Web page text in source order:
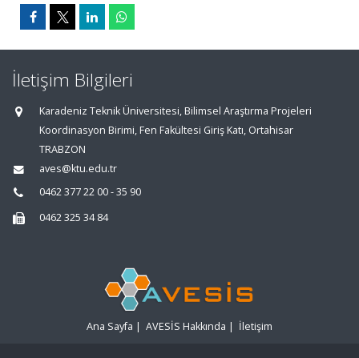
İletişim Bilgileri
Karadeniz Teknik Üniversitesi, Bilimsel Araştırma Projeleri
Koordinasyon Birimi, Fen Fakültesi Giriş Katı, Ortahisar
TRABZON
aves@ktu.edu.tr
0462 377 22 00 - 35 90
0462 325 34 84
Ana Sayfa | AVESİS Hakkında | İletişim